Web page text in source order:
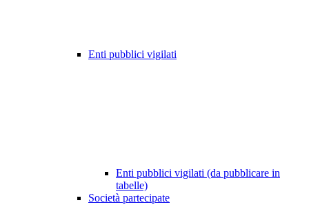
Enti pubblici vigilati
Enti pubblici vigilati (da pubblicare in
tabelle)
Società partecipate